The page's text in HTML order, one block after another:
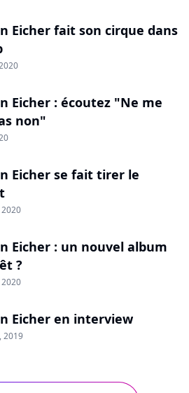
Eicher fait son cirque dans
Eicher : écoutez "Ne me
non"
Eicher se fait tirer le
2020
Eicher : un nouvel album
?
2020
Eicher en interview
2019